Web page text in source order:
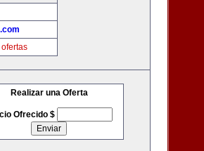
Realizar una Oferta
Ofrecido $